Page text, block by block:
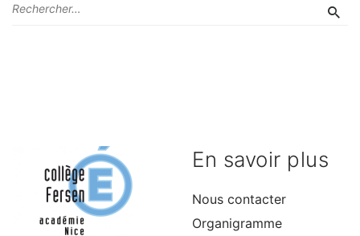
En savoir plus
Nous contacter
Organigramme